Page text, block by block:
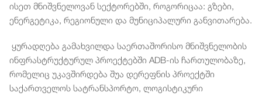
ისეთ მნიშვნელოვან სექტორებში, როგორიცაა: გზები,
ენერგეტიკა, რეგიონული და მუნიციპალური განვითარება.
ყურადღება გამახვილდა საერთაშორისო მნიშვნელობის
ინფრასტრუქტურულ პროექტებში ADB-ის ჩართულობაზე,
რომელიც უკავშირდება შუა დერეფნის პროექტში
საქართველოს სატრანსპორტო, ლოგისტიკური